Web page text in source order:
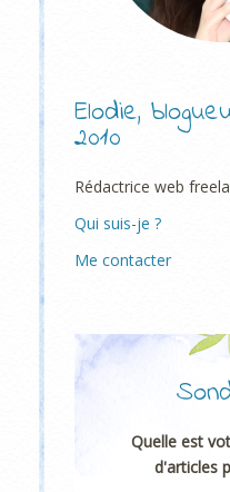
Elodie,
2010
Rédactrice web
Qui suis-je ?
Me contacter
Quelle est
d'articles